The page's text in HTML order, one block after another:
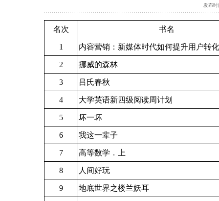
发布
名次 书名
1 内容营销：新媒体时代如何提升用户转
2 挪威的森林
3 吕氏春秋
4 大学英语新四级阅读周计划
5 坏一坏
6 我这一辈子
7 高等数学．上
8 人间好玩
9 地底世界之楼兰妖耳